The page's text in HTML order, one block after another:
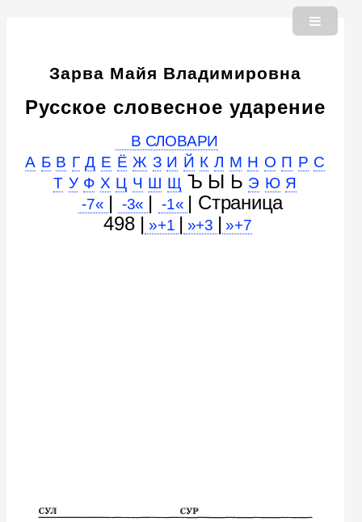
Зарва Майя Владимировна
Русское словесное ударение
В СЛОВАРИ
А Б В Г Д Е Ё Ж З И Й К Л М Н О П Р С
Т У Ф Х Ц Ч Ш Щ Ъ Ы Ь Э Ю Я
-7« | -3« | -1« | Cтраница
498 | »+1 | »+3 | »+7